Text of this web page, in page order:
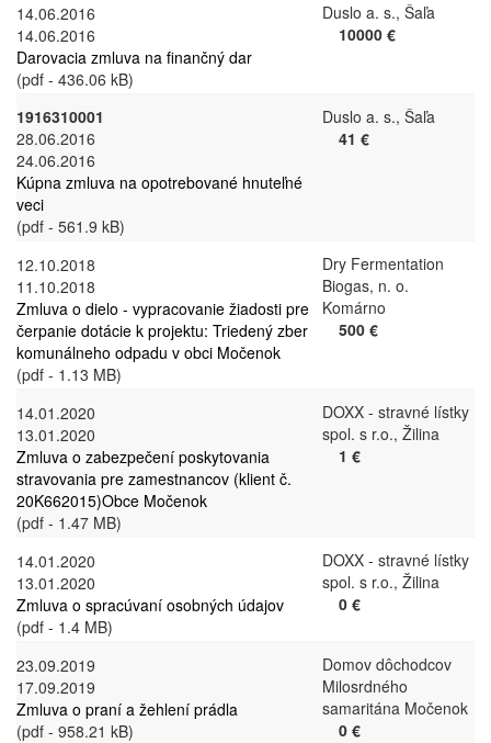
14.06.2016
14.06.2016
Darovacia zmluva na finančný dar
(pdf - 436.06 kB)
Duslo a. s., Šaľa
10000 €
1916310001
28.06.2016
24.06.2016
Kúpna zmluva na opotrebované hnuteľné
veci
(pdf - 561.9 kB)
Duslo a. s., Šaľa
41 €
12.10.2018
11.10.2018
Zmluva o dielo - vypracovanie žiadosti pre
čerpanie dotácie k projektu: Triedený zber
komunálneho odpadu v obci Močenok
(pdf - 1.13 MB)
Dry Fermentation
Biogas, n. o.
Komárno
500 €
14.01.2020
13.01.2020
Zmluva o zabezpečení poskytovania
stravovania pre zamestnancov (klient č.
20K662015)Obce Močenok
(pdf - 1.47 MB)
DOXX - stravné lístky
spol. s r.o., Žilina
1 €
14.01.2020
13.01.2020
Zmluva o spracúvaní osobných údajov
(pdf - 1.4 MB)
DOXX - stravné lístky
spol. s r.o., Žilina
0 €
23.09.2019
17.09.2019
Zmluva o praní a žehlení prádla
(pdf - 958.21 kB)
Domov dôchodcov
Milosrdného
samaritána Močenok
0 €